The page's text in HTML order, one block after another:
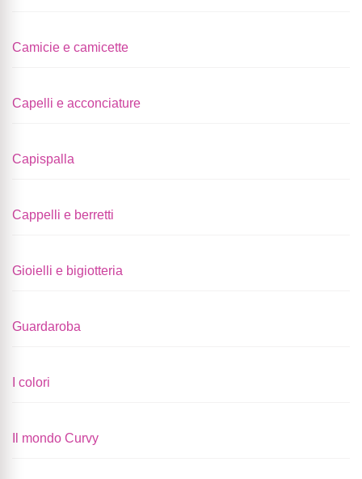
Camicie e camicette
Capelli e acconciature
Capispalla
Cappelli e berretti
Gioielli e bigiotteria
Guardaroba
I colori
Il mondo Curvy